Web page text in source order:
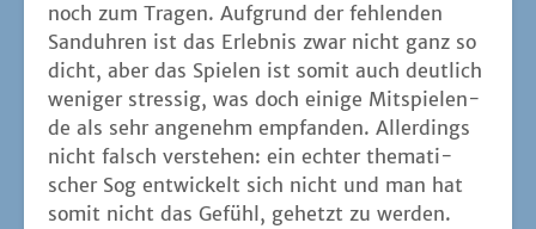
noch zum Tra­gen. Auf­grund der feh­len­den
Sand­uh­ren ist das Erleb­nis zwar nicht ganz so
dicht, aber das Spie­len ist somit auch deut­lich
weni­ger stres­sig, was doch eini­ge Mit­spie­len­
de als sehr ange­nehm emp­fan­den. Aller­dings
nicht falsch ver­ste­hen: ein ech­ter the­ma­ti­
scher Sog ent­wi­ckelt sich nicht und man hat
somit nicht das Gefühl, gehetzt zu wer­den.